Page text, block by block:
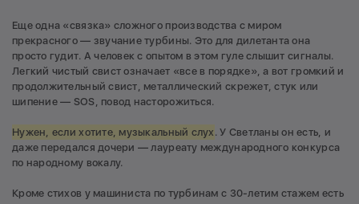
Еще одна «связка» сложного производства с миром
прекрасного — звучание турбины. Это для дилетанта она
просто гудит. А человек с опытом в этом гуле слышит сигналы.
Легкий чистый свист означает «все в порядке», а вот громкий и
продолжительный свист, металлический скрежет, стук или
шипение — SOS, повод насторожиться.
Нужен, если хотите, музыкальный слух . У Светланы он есть, и
даже передался дочери — лауреату международного конкурса
по народному вокалу.
Кроме стихов у машиниста по турбинам с 30-летим стажем есть